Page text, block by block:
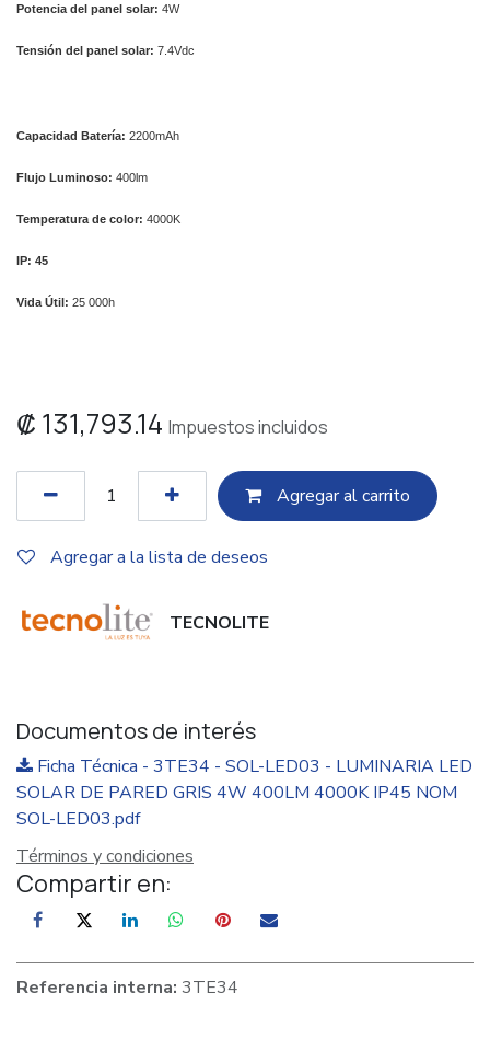
Potencia del panel solar: 4W
Tensión del panel solar: 7 .4Vdc
Capacidad Batería: 2200mAh
Flujo Luminoso: 400lm
Temperatura de color: 4000K
IP: 45
Vida Útil: 25 000h
₡ 131,793.14 Impuestos incluidos
Agregar al c​​arrito
Agregar a la lista de deseos
TECNOLITE
Documentos de interés
Ficha Técnica - 3TE34 - SOL-LED03 - LUMINARIA LED
SOLAR DE PARED GRIS 4W 400LM 4000K IP45 NOM
SOL-LED03.pdf
Términos y condiciones
Compartir en:
Referencia interna: 3TE34